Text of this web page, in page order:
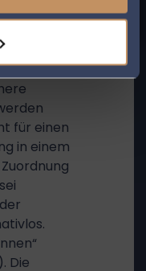
auf.
nach
dass
für einen
in einem
Die